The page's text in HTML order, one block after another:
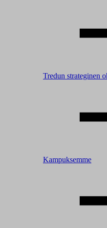
Tredun strateginen
Kampuksemme